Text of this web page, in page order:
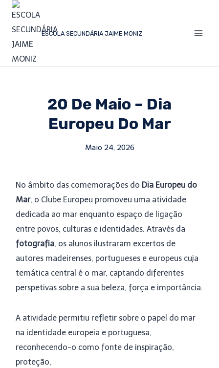
Skip
ESCOLA SECUNDÁRIA JAIME MONIZ
20 De Maio – Dia
Europeu Do Mar
Maio 24, 2026
No âmbito das comemorações do Dia Europeu do
Mar, o Clube Europeu promoveu uma atividade
dedicada ao mar enquanto espaço de ligação
entre povos, culturas e identidades. Através da
fotografia, os alunos ilustraram excertos de
autores madeirenses, portugueses e europeus cuja
temática central é o mar, captando diferentes
perspetivas sobre a sua beleza, força e importância.
A atividade permitiu refletir sobre o papel do mar
na identidade europeia e portuguesa,
reconhecendo-o como fonte de inspiração,
proteção,